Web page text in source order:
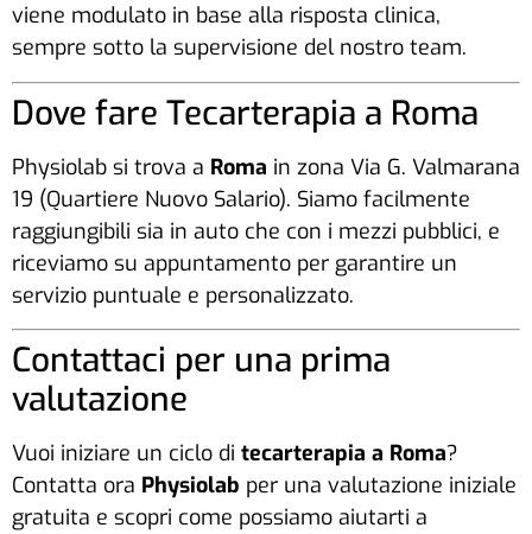
viene modulato in base alla risposta clinica,
sempre sotto la supervisione del nostro team.
Dove fare Tecarterapia a Roma
Physiolab si trova a Roma in zona Via G. Valmarana
19 (Quartiere Nuovo Salario). Siamo facilmente
raggiungibili sia in auto che con i mezzi pubblici, e
riceviamo su appuntamento per garantire un
servizio puntuale e personalizzato.
Contattaci per una prima
valutazione
Vuoi iniziare un ciclo di tecarterapia a Roma?
Contatta ora Physiolab per una valutazione iniziale
gratuita e scopri come possiamo aiutarti a